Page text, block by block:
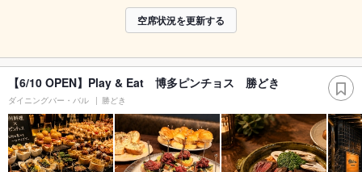
空席状況を更新する
【6/10 OPEN】Play & Eat 博多ピンチョス 勝どき
ダイニングバー・バル 勝どき